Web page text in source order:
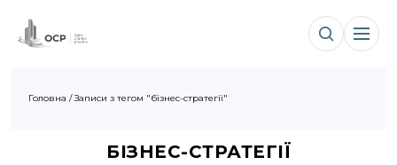
Головна /Записи з тегом "бізнес-стратегії"
БІЗНЕС-СТРАТЕГІЇ